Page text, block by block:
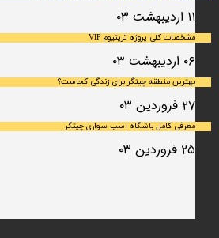
۱۱ اردیبهشت ۰۳
مشخصات کلی پروژه تریتیوم VIP
۰۶ اردیبهشت ۰۳
بهترین منطقه چیتگر برای زندگی کجاست؟
۲۷ فروردین ۰۳
معرفی کامل باشگاه اسب سواری چیتگر
۲۵ فروردین ۰۳